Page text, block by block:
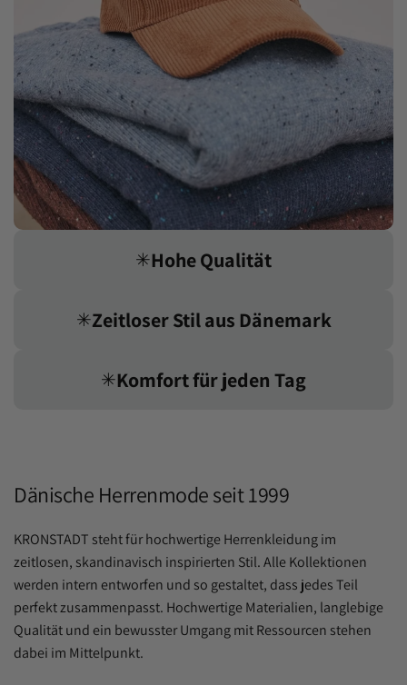
✳︎Hohe Qualität
✳︎Zeitloser Stil aus Dänemark
✳︎Komfort für jeden Tag
Dänische Herrenmode seit 1999
KRONSTADT steht für hochwertige Herrenkleidung im
zeitlosen, skandinavisch inspirierten Stil. Alle Kollektionen
werden intern entworfen und so gestaltet, dass jedes Teil
perfekt zusammenpasst. Hochwertige Materialien, langlebige
Qualität und ein bewusster Umgang mit Ressourcen stehen
dabei im Mittelpunkt.